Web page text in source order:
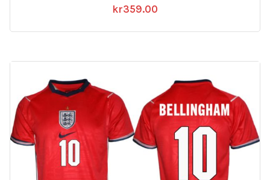
kr359.00